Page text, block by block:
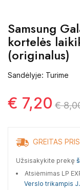
Samsung
kortelės
(originalus)
Sandėlyje: Turime
€ 7,20 €
GREITAS
Užsisakykite prekę
Atsiėmimas LP
Verslo trikampis